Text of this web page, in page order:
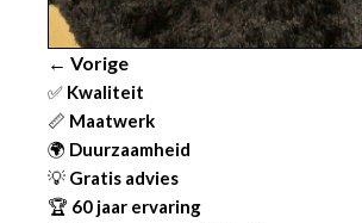
← Vorige
✅ Kwaliteit
📏 Maatwerk
🌍 Duurzaamheid
💡 Gratis advies
🏆 60 jaar ervaring